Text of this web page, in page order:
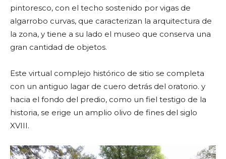
pintoresco, con el techo sostenido por vigas de
algarrobo curvas, que caracterizan la arquitectura de
la zona, y tiene a su lado el museo que conserva una
gran cantidad de objetos.
Este virtual complejo histórico de sitio se completa
con un antiguo lagar de cuero detrás del oratorio. y
hacia el fondo del predio, como un fiel testigo de la
historia, se erige un amplio olivo de fines del siglo
XVIII.